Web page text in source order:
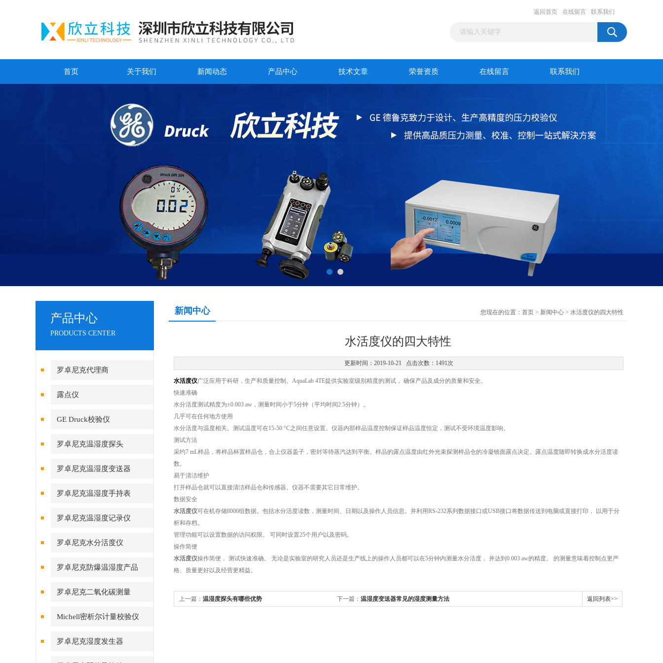
返回首页 在线留言 联系我们
首页 关于我们 新闻动态 产品中心 技术文章 荣誉资质 在线留言 联系我们
产品中心
PRODUCTS CENTER
罗卓尼克代理商
露点仪
GE Druck校验仪
罗卓尼克温湿度探头
罗卓尼克温湿度变送器
罗卓尼克温湿度手持表
罗卓尼克温湿度记录仪
罗卓尼克水分活度仪
罗卓尼克防爆温湿度产品
罗卓尼克二氧化碳测量
Michell密析尔计量校验仪
罗卓尼克湿度发生器
新闻中心 您现在的位置： 首页 > 新闻中心 > 水活度仪的四大特性
水活度仪的四大特性
更新时间：2019-10-21 点击次数：1491次
水活度仪广泛应用于科研，生产和质量控制。AquaLab 4TE提供实验室级别精度的测试， 确保产品及成分的质量和安全。
快速准确
水分活度测试精度为±0.003 aw，测量时间小于5分钟（平均时间2.5分钟）。
几乎可在任何地方使用
水分活度与温度相关。测试温度可在15-50 °C之间任意设置。仪器内部样品温度控制保证样品温度恒定，测试不受环境温度影响。
测试方法
采约7 mL样品，将样品杯置样品仓，合上仪器盖子，密封等待蒸汽达到平衡。样品的露点温度由红外光束探测样品仓的冷凝镜面露点决定。露点温度随即转换成水分活度读
数。
易于清洁维护
打开样品仓就可以直接清洁样品仓和传感器。仪器不需要其它日常维护。
数据安全
水活度仪可在机存储8000组数据。包括水分活度读数，测量时间、日期以及操作人员信息。并利用RS-232系列数据接口或USB接口将数据传送到电脑或直接打印， 以用于分
析和存档。
管理功能可以设置数据的访问权限。 可同时设置25个用户以及密码。
操作简便
水活度仪操作简便， 测试快速准确。 无论是实验室的研究人员还是生产线上的操作人员都可以在5分钟内测量水分活度， 并达到0.003 aw的精度。 的测量意味着控制点更严
格、质量更好以及经营更精益。
上一篇： 温湿度探头有哪些优势 下一篇： 温湿度变送器常见的湿度测量方法 返回列表>>